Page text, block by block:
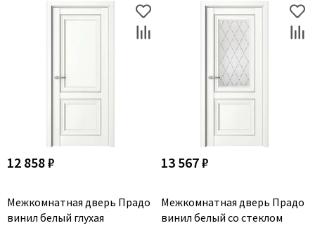
12 858 ₽
Межкомнатная дверь Прадо
винил белый глухая
13 567 ₽
Межкомнатная дверь Прадо
винил белый со стеклом